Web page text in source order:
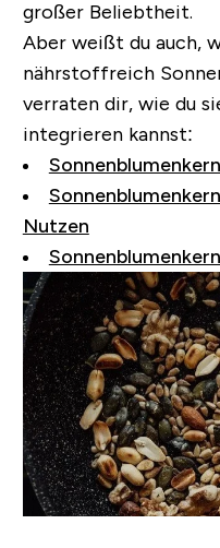
großer Beliebtheit.
Aber weißt du auch,
nährstoffreich
verraten dir, wie du
integrieren kannst:
Nutzen